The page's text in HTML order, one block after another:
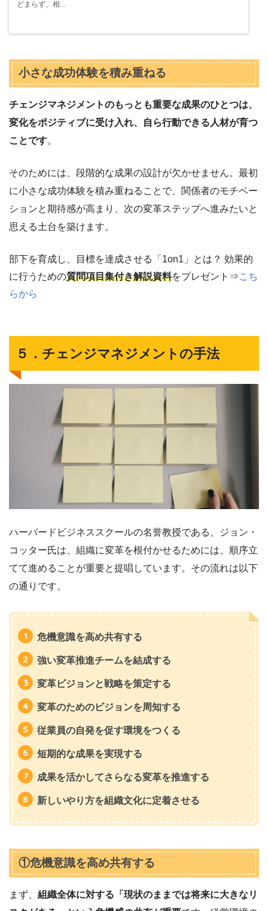
どまらず、相...
小さな成功体験を積み重ねる
チェンジマネジメントのもっとも重要な成果のひとつは、
変化をポジティブに受け入れ、自ら行動できる人材が育つ
ことです。
そのためには、段階的な成果の設計が欠かせません。最初
に小さな成功体験を積み重ねることで、関係者のモチベー
ションと期待感が高まり、次の変革ステップへ進みたいと
思える土台を築けます。
部下を育成し、目標を達成させる「1on1」とは？ 効果的
に行うための質問項目集付き解説資料をプレゼント⇒こち
らから
５．チェンジマネジメントの手法
ハーバードビジネススクールの名誉教授である、ジョン・
コッター氏は、組織に変革を根付かせるためには、順序立
てて進めることが重要と提唱しています。その流れは以下
の通りです。
危機意識を高め共有する
強い変革推進チームを結成する
変革ビジョンと戦略を策定する
変革のためのビジョンを周知する
従業員の自発を促す環境をつくる
短期的な成果を実現する
成果を活かしてさらなる変革を推進する
新しいやり方を組織文化に定着させる
①危機意識を高め共有する
まず、 組織全体に対する「現状のままでは将来に大きなリ